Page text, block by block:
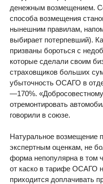
денежным возмещением.
способа возмещения
нынешним правилам,
выбирает потерпевший).
призваны бороться с
которые сделали своим
страховщиков больших
убыточность ОСАГО в
—170%.
отремонтировать
говорили в союзе.
Натуральное возмещение
экспертным оценкам, не
форма непопулярна в том
от каско в тарифе ОСАГО
приходится доплачивать